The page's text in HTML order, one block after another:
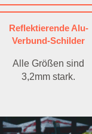
Reflektierende Alu-
Verbund-Schilder
Alle Größen sind
3,2mm stark.